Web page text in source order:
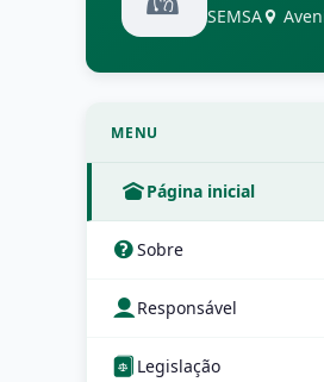
SEMSA
MENU
Página inicial
Sobre
Responsável
Legislação